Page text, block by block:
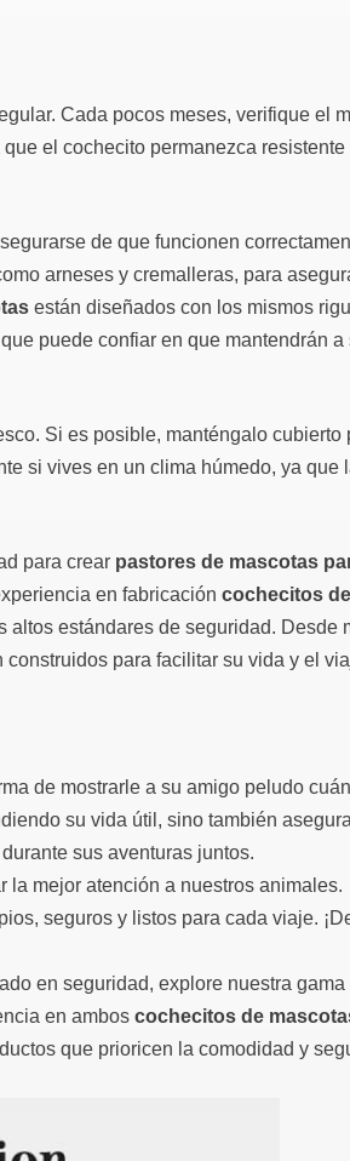
Cada pocos meses, verifique el
el cochecito permanezca resistente
de que funcionen
arneses y cremalleras, para
están diseñados con los mismos
puede confiar en que mantendrán a
Si es posible, manténgalo cubierto
si vives en un clima húmedo, ya que
para crear pastores de mascotas
en fabricación cochecitos
estándares de seguridad. Desde
para facilitar su vida y el
de mostrarle a su amigo peludo
su vida útil, sino también
sus aventuras juntos.
la mejor atención a nuestros animales.
seguros y listos para cada viaje.
en seguridad, explore nuestra gama
en ambos cochecitos de
que prioricen la comodidad y